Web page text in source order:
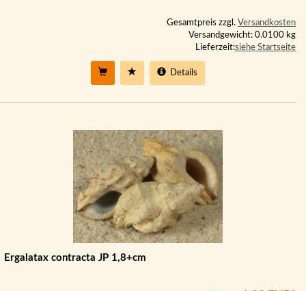
Gesamtpreis zzgl. Versandkosten
Versandgewicht: 0.0100 kg
Lieferzeit:siehe Startseite
Details
Ergalatax contracta JP 1,8+cm